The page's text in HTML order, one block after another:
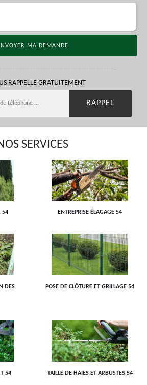
RAPPELLE GRATUITEMENT
SERVICES
54 ENTREPRISE ÉLAGAGE 54
DES
POSE DE CLÔTURE ET GRILLAGE 54
54 TAILLE DE HAIES ET ARBUSTES 54